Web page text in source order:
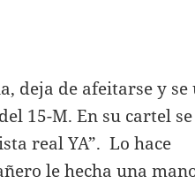
deja de afeitarse y se
15-M. En su cartel se
real YA”. Lo hace
le hecha una